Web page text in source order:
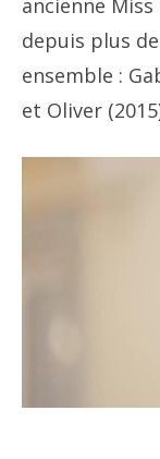
ancienne
depuis plus
ensemble :
et Oliver